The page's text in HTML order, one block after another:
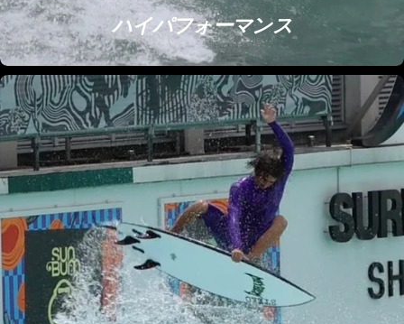
ハイパフォーマンス